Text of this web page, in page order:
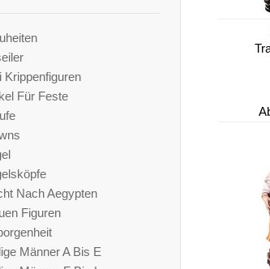
Krippenfiguren
Für Feste
Nach Aegypten
Figuren
Männer A Bis E